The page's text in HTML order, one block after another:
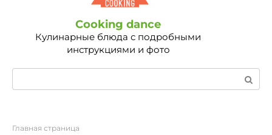
Сooking dance
Кулинарные блюда с подробными
инструкциями и фото
Поиск:
Главная страница